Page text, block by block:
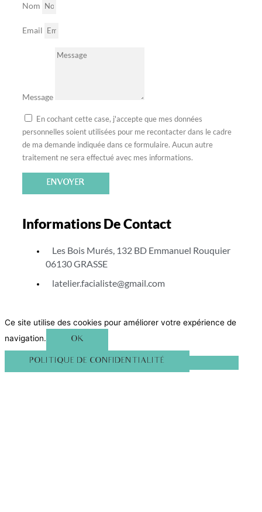
Nom
Email
Message
En cochant cette case, j'accepte que mes données
personnelles soient utilisées pour me recontacter dans le cadre
de ma demande indiquée dans ce formulaire. Aucun autre
traitement ne sera effectué avec mes informations.
ENVOYER
Informations De Contact
Les Bois Murés, 132 BD Emmanuel Rouquier
06130 GRASSE
latelier.facialiste@gmail.com
Ce site utilise des cookies pour améliorer votre expérience de
navigation.
OK
POLITIQUE DE CONFIDENTIALITÉ